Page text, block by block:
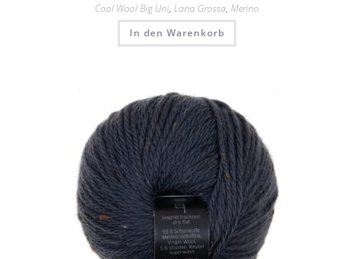
Cool Wool Big Uni, Lana Grossa, Merino
In den Warenkorb